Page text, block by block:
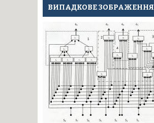
ВИПАДКОВЕ ЗОБРАЖЕННЯ